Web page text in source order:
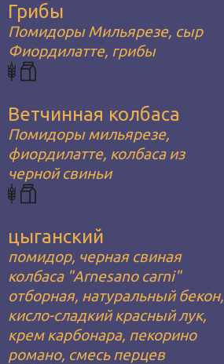
Грибы
Помидоры Мильярезе, сыр
Фиордилатте, грибы
Ветчинная колбаса
Помидоры мильярезе,
фиордилатте, колбаса из
черной свиньи
цыганский
помидор, черная свиная
колбаса "Arnesano carni"
отборная, натуральный бекон,
кисло-сладкий красный лук,
крем карбонара, пекорино
романо, смесь перцев